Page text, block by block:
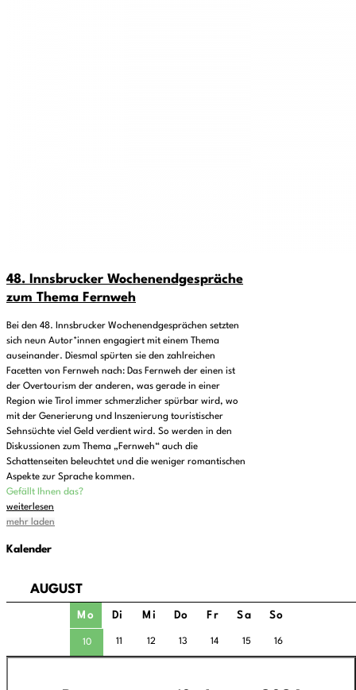
48. Innsbrucker Wochenendgespräche
zum Thema Fernweh
Bei den 48. Innsbrucker Wochenendgesprächen setzten
sich neun Autor*innen engagiert mit einem Thema
auseinander. Diesmal spürten sie den zahlreichen
Facetten von Fernweh nach: Das Fernweh der einen ist
der Overtourism der anderen, was gerade in einer
Region wie Tirol immer schmerzlicher spürbar wird, wo
mit der Generierung und Inszenierung touristischer
Sehnsüchte viel Geld verdient wird. So werden in den
Diskussionen zum Thema „Fernweh“ auch die
Schattenseiten beleuchtet und die weniger romantischen
Aspekte zur Sprache kommen.
Gefällt Ihnen das?
weiterlesen
mehr laden
Kalender
AUGUST
Mo Di Mi Do Fr Sa So
10 11 12 13 14 15 16